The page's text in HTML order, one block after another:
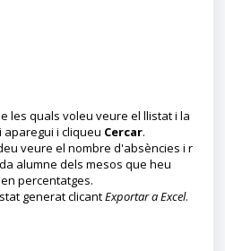
les quals voleu veure el llistat i la
i cliqueu Cercar.
veure el nombre d'absències i r
alumne dels mesos que heu
percentatges.
generat clicantExportar a Excel.